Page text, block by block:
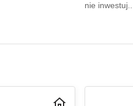
nie inwestuj...